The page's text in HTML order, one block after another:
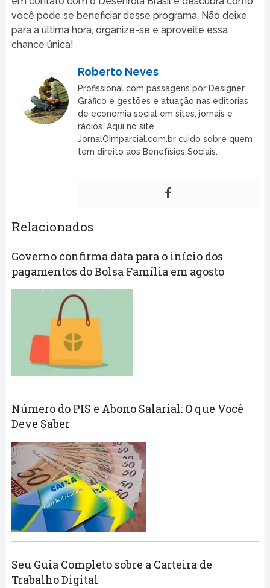
você pode se beneficiar desse programa. Não deixe
para a última hora, organize-se e aproveite essa
chance única!
Roberto Neves
Profissional com passagens por Designer
Gráfico e gestões e atuação nas editorias
de economia social em sites, jornais e
rádios. Aqui no site
JornalOImparcial.com.br cuido sobre quem
tem direito aos Benefísios Sociais.
Relacionados
Governo confirma data para o início dos
pagamentos do Bolsa Família em agosto
Número do PIS e Abono Salarial: O que Você
Deve Saber
Seu Guia Completo sobre a Carteira de
Trabalho Digital